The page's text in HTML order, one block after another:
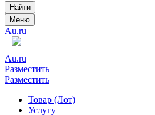
Найти
Меню
Au.ru
Au.ru
Разместить
Разместить
Товар (Лот)
Услугу